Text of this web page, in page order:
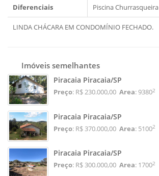
Diferenciais PiscinaChurrasqueira
LINDA CHÁCARA EM CONDOMÍNIO FECHADO.
Imóveis semelhantes
Piracaia Piracaia/SP
Preço: R$ 230.000,00 Area: 93802
Piracaia Piracaia/SP
Preço: R$ 370.000,00 Area: 51002
Piracaia Piracaia/SP
Preço: R$ 300.000,00 Area: 17002